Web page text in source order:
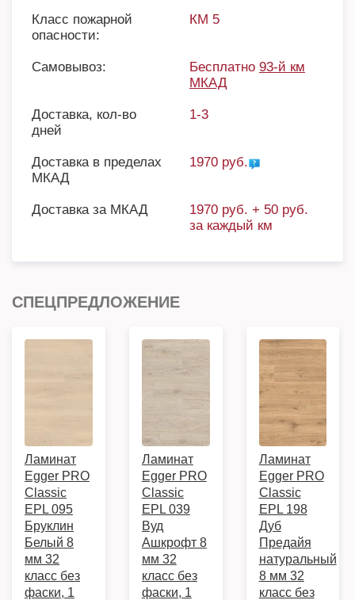
Класс пожарной
опасности:
КМ 5
Самовывоз: Бесплатно 93-й км
МКАД
Доставка, кол-во
дней
1-3
Доставка в пределах
МКАД
1970 руб.
Доставка за МКАД
1970 руб. + 50 руб.
за каждый км
СПЕЦПРЕДЛОЖЕНИЕ
Ламинат
Egger PRO
Classic
EPL 095
Бруклин
Белый 8
мм 32
класс без
фаски, 1
Ламинат
Egger PRO
Classic
EPL 039
Вуд
Ашкрофт 8
мм 32
класс без
фаски, 1
Ламинат
Egger PRO
Classic
EPL 198
Дуб
Предайя
натуральный
8 мм 32
класс без